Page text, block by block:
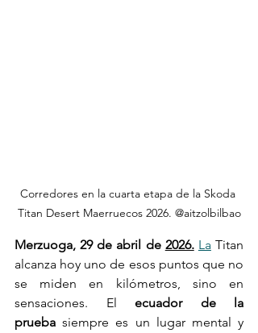
Corredores en la cuarta etapa de la Skoda
Titan Desert Maerruecos 2026. @aitzolbilbao
Merzuoga, 29 de abril de 2026. La Titan
alcanza hoy uno de esos puntos que no
se miden en kilómetros, sino en
sensaciones. El ecuador de la
prueba siempre es un lugar mental y